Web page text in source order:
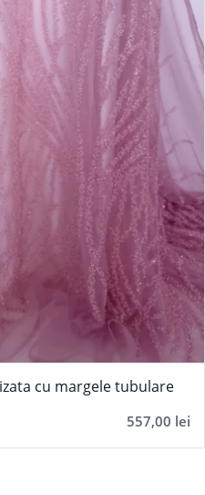
cu margele tubulare
557,00 lei